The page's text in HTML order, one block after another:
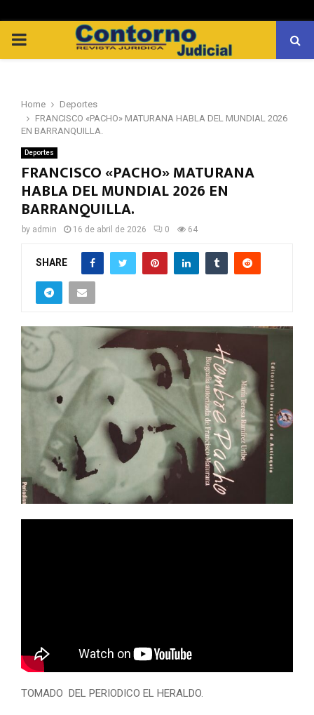
PRIMARY
Home
Deportes
FRANCISCO «PACHO» MATURANA HABLA DEL MUNDIAL 2026
EN BARRANQUILLA.
Deportes
FRANCISCO «PACHO» MATURANA
HABLA DEL MUNDIAL 2026 EN
BARRANQUILLA.
by admin 16 de abril de 2026 0 64
SHARE
TOMADO DEL PERIODICO EL HERALDO.